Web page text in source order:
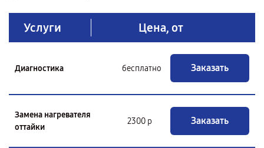
Услуги Цена, от
Диагностика бесплатно Заказать
Замена нагревателя
оттайки
2300 р Заказать